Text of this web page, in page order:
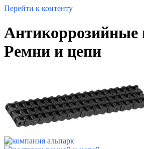
Перейти к контенту
Антикоррозийные
Ремни и цепи